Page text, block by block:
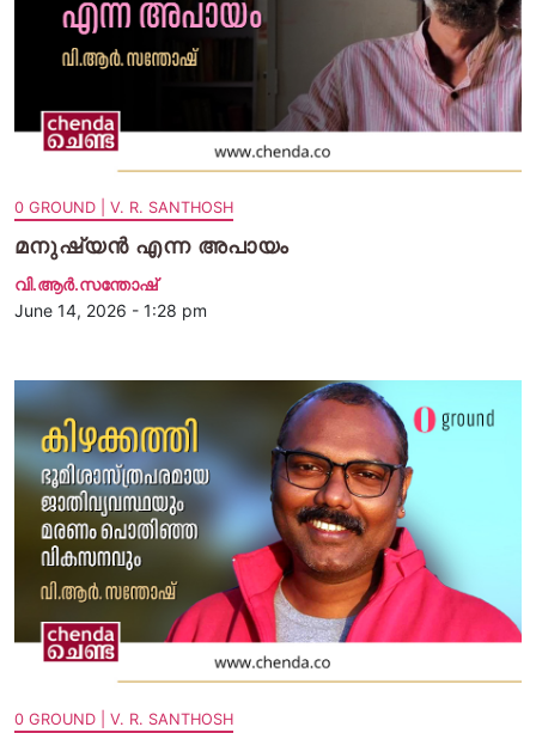
0 GROUND | V. R. SANTHOSH
മനുഷ്യൻ എന്ന അപായം
വി.ആര്‍.സന്തോഷ്
June 14, 2026 - 1:28 pm
0 GROUND | V. R. SANTHOSH